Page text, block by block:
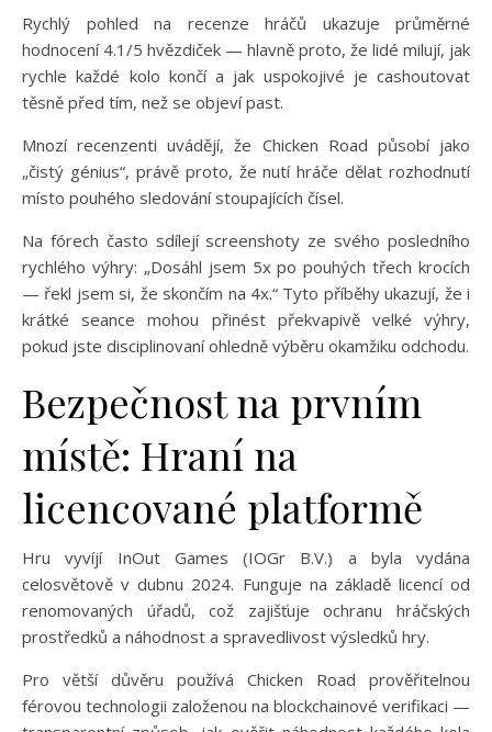
Rychlý pohled na recenze hráčů ukazuje průměrné
hodnocení 4.1/5 hvězdiček — hlavně proto, že lidé milují, jak
rychle každé kolo končí a jak uspokojivé je cashoutovat
těsně před tím, než se objeví past.
Mnozí recenzenti uvádějí, že Chicken Road působí jako
„čistý génius“, právě proto, že nutí hráče dělat rozhodnutí
místo pouhého sledování stoupajících čísel.
Na fórech často sdílejí screenshoty ze svého posledního
rychlého výhry: „Dosáhl jsem 5x po pouhých třech krocích
— řekl jsem si, že skončím na 4x.“ Tyto příběhy ukazují, že i
krátké seance mohou přinést překvapivě velké výhry,
pokud jste disciplinovaní ohledně výběru okamžiku odchodu.
Bezpečnost na prvním
místě: Hraní na
licencované platformě
Hru vyvíjí InOut Games (IOGr B.V.) a byla vydána
celosvětově v dubnu 2024. Funguje na základě licencí od
renomovaných úřadů, což zajišťuje ochranu hráčských
prostředků a náhodnost a spravedlivost výsledků hry.
Pro větší důvěru používá Chicken Road prověřitelnou
férovou technologii založenou na blockchainové verifikaci —